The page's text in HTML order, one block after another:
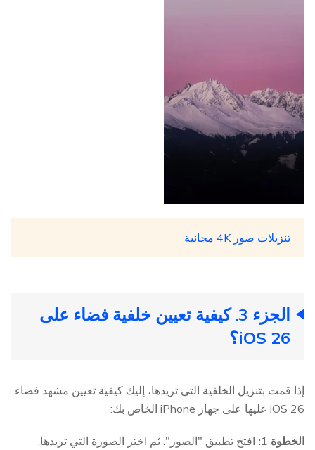
تنزيلات صور 4K مجانية
الجزء 3. كيفية تعيين خلفية فضاء على
iOS 26؟
إذا قمت بتنزيل الخلفية التي تريدها، إليك كيفية تعيين مشهد فضاء
iOS 26 عليها على جهاز iPhone الخاص بك:
الخطوة 1:
افتح تطبيق "الصور". ثم اختر الصورة التي تريدها.